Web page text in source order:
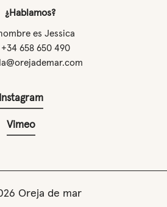
¿Hablamos?
es Jessica
+34 658 650 490
Instagram
Vimeo
Oreja de mar